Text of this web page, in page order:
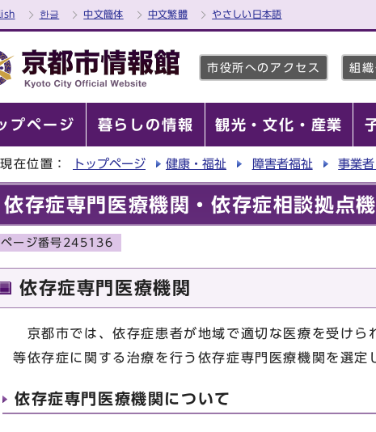
한글 中文簡体 中文繁體 やさしい日本語
市役所へのアクセス 組
プページ 暮らしの情報 観光・文化・産業
現在位置： トップページ 健康・福祉 障害者福祉 事業
依存症専門医療機関・依存症相談拠点
ページ番号245136
依存症専門医療機関
京都市では、依存症患者が地域で適切な医療を受けら
等依存症に関する治療を行う依存症専門医療機関を選定
依存症専門医療機関について